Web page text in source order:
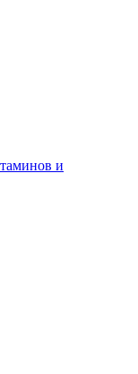
и